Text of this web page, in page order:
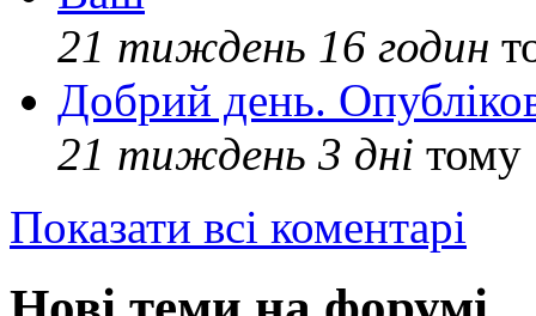
21 тиждень 16 годин
Добрий день.
21 тиждень 3 дні тому
Показати всі коментарі